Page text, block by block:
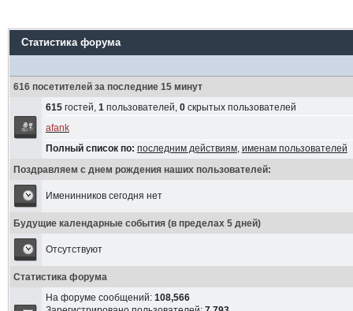
Статистика форума
616 посетителей за последние 15 минут
615гостей, 1пользователей, 0скрытых пользователей
afank
Полный список по: последним действиям, именам пользователей
Поздравляем с днем рождения наших пользователей:
Именинников сегодня нет
Будущие календарные события (в пределах 5 дней)
Отсутствуют
Статистика форума
На форуме сообщений: 108,566